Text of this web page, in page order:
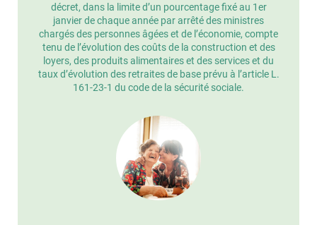
décret, dans la limite d’un pourcentage fixé au 1er
janvier de chaque année par arrêté des ministres
chargés des personnes âgées et de l’économie, compte
tenu de l’évolution des coûts de la construction et des
loyers, des produits alimentaires et des services et du
taux d’évolution des retraites de base prévu à l’article L.
161-23-1 du code de la sécurité sociale.